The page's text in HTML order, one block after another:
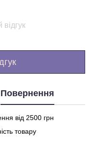
Повернення
від 2500 грн
товару